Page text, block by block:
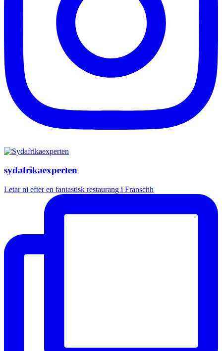
sydafrikaexperten
Letar ni efter en fantastisk restaurang i Franschh